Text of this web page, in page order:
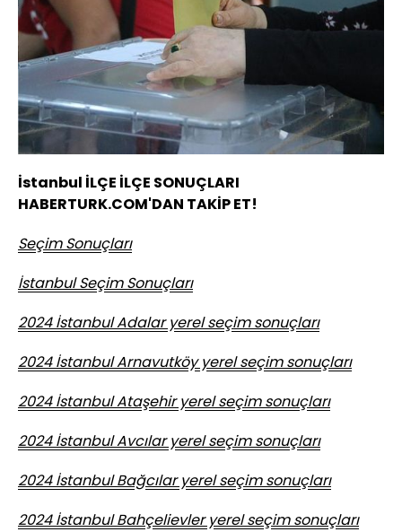
İstanbul İLÇE İLÇE SONUÇLARI
HABERTURK.COM'DAN TAKİP ET!
Seçim Sonuçları
İstanbul Seçim Sonuçları
2024 İstanbul Adalar yerel seçim sonuçları
2024 İstanbul Arnavutköy yerel seçim sonuçları
2024 İstanbul Ataşehir yerel seçim sonuçları
2024 İstanbul Avcılar yerel seçim sonuçları
2024 İstanbul Bağcılar yerel seçim sonuçları
2024 İstanbul Bahçelievler yerel seçim sonuçları